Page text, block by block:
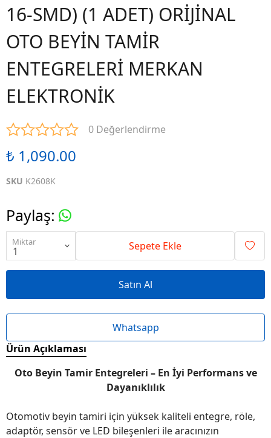
16-SMD) (1 ADET) ORİJİNAL
OTO BEYİN TAMİR
ENTEGRELERİ MERKAN
ELEKTRONİK
0 Değerlendirme
₺ 1,090.00
SKU K2608K
Paylaş:
Miktar Sepete Ekle
Satın Al
Whatsapp
Ürün Açıklaması
Oto Beyin Tamir Entegreleri – En İyi Performans ve
Dayanıklılık
Otomotiv beyin tamiri için yüksek kaliteli entegre, röle,
adaptör, sensör ve LED bileşenleri ile aracınızın